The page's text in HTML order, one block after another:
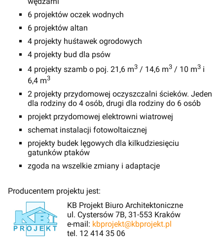
6 projektów oczek wodnych
6 projektów altan
4 projekty huśtawek ogrodowych
4 projekty bud dla psów
4 projekty szamb o poj. 21,6 m3 / 14,6 m3 / 10 m3 i
6,4 m3
2 projekty przydomowej oczyszczalni ścieków. Jeden
dla rodziny do 4 osób, drugi dla rodziny do 6 osób
projekt przydomowej elektrowni wiatrowej
schemat instalacji fotowoltaicznej
projekty budek lęgowych dla kilkudziesięciu
gatunków ptaków
zgoda na wszelkie zmiany i adaptacje
Producentem projektu jest:
KB Projekt Biuro Architektoniczne
ul. Cystersów 7B, 31-553 Kraków
e-mail: kbprojekt@kbprojekt.pl
tel. 12 414 35 06